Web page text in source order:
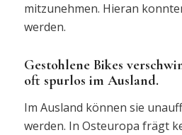
mitzunehmen. Hieran
werden.
Gestohlene Bikes
oft spurlos im Ausland.
Im Ausland können sie
werden. In Osteuropa frägt